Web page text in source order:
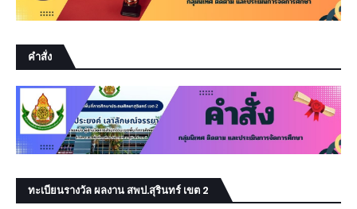
คำสั่ง
ทะเบียนรางวัล ผลงาน สพป.สุรินทร์ เขต 2